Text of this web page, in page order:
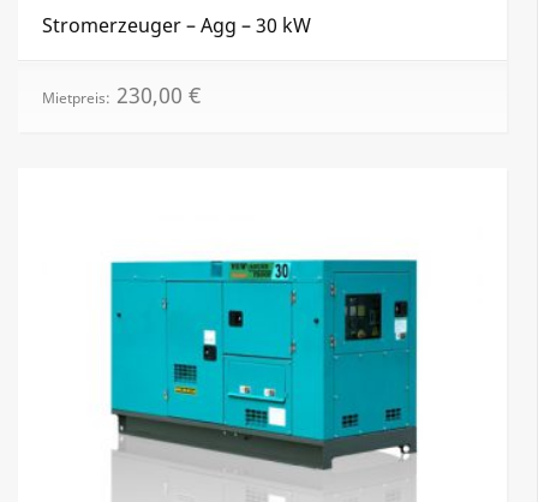
Stromerzeuger – Agg – 30 kW
Mietpreis: 230,00 €